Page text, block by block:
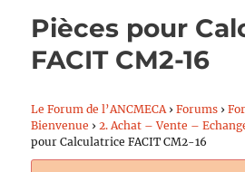
Pièces pour
FACIT CM2-16
Le Forum de l’ANCMECA › Forums ›
Bienvenue › 2. Achat – Vente –
pour Calculatrice FACIT CM2-16